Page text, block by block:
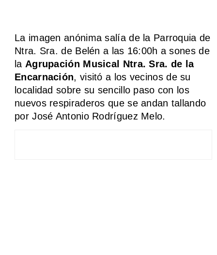
La imagen anónima salía de la Parroquia de
Ntra. Sra. de Belén a las 16:00h a sones de
la Agrupación Musical Ntra. Sra. de la
Encarnación, visitó a los vecinos de su
localidad sobre su sencillo paso con los
nuevos respiraderos que se andan tallando
por José Antonio Rodríguez Melo.